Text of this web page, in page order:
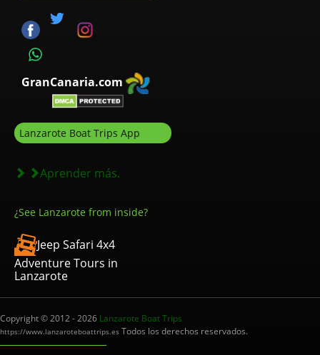
GranCanaria.com
Lanzarote Boat Trips App
Aprender más.
¿See Lanzarote from inside?
Jeep Safari 4x4
Adventure Tours in
Lanzarote
Copyright © 2012 - 2026 Lanzarote Boat Trips
https://www.lanzaroteboattrips.es Todos los derechos reservados.